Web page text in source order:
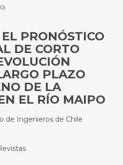
PRONÓSTICO
DE CORTO
PLAZO
DE LA
EL RÍO MAIPO
de Ingenieros de Chile